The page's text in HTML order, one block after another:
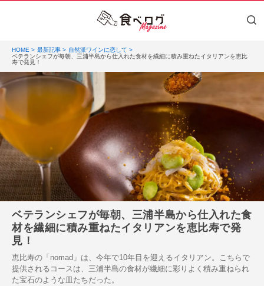
HOME 最新記事
自然派ワインに恋して
ベテランシェフが毎朝、三浦半島から仕入れた食材を繊細に積み重ねたイタリアンを恵比
寿で発見！
ベテランシェフが毎朝、三浦半島から仕入れた食
材を繊細に積み重ねたイタリアンを恵比寿で発
見！
恵比寿の「nomad」は、今年で10年目を迎えるイタリアン。こちらで
提供されるコースは、三浦半島の食材が繊細に彩りよく積み重ねられ
た宝石のような皿たちだった。